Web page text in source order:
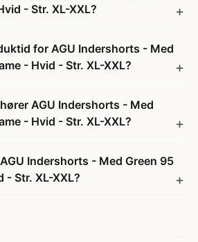
- Str. XL-XXL?
for AGU Indershorts - Med
- Hvid - Str. XL-XXL?
AGU Indershorts - Med
- Hvid - Str. XL-XXL?
Indershorts - Med Green 95
- Str. XL-XXL?